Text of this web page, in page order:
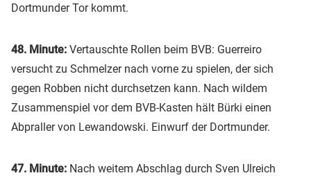
Dortmunder Tor kommt.
48. Minute: Vertauschte Rollen beim BVB: Guerreiro
versucht zu Schmelzer nach vorne zu spielen, der sich
gegen Robben nicht durchsetzen kann. Nach wildem
Zusammenspiel vor dem BVB-Kasten hält Bürki einen
Abpraller von Lewandowski. Einwurf der Dortmunder.
47. Minute: Nach weitem Abschlag durch Sven Ulreich